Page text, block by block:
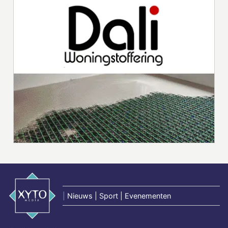
Nieuws | Sport | Evenementen